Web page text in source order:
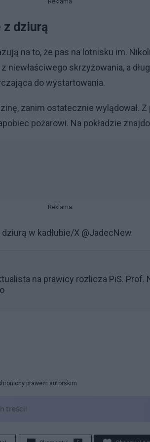
Reklama
z dziurą
na to, że pas na lotnisku im.
niewłaściwego skrzyżowania, a
do wystartowania.
zanim ostatecznie wylądował.
pożarowi. Na pokładzie
Reklama
w kadłubie/X @JadecNew
na prawicy rozlicza PiS. Prof.
prawem autorskim